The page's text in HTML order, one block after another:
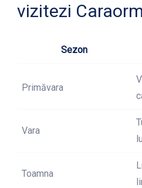
vizitezi
Sezon
Primăvara
Vara
Toamna